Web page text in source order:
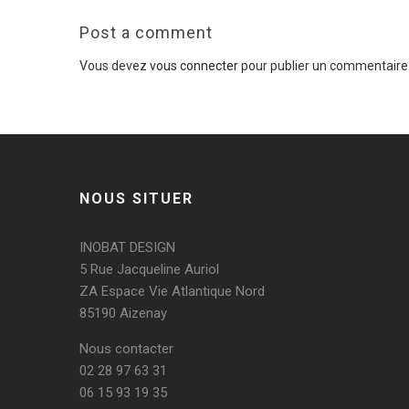
Post a comment
Vous devezvous connecterpour publier un
NOUS SITUER
INOBAT DESIGN
5 Rue Jacqueline Auriol
ZA Espace Vie Atlantique Nord
85190 Aizenay
Nous contacter
02 28 97 63 31
06 15 93 19 35